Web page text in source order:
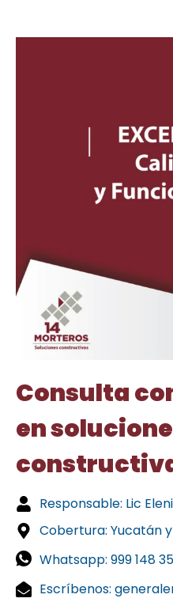
Consulta
en
Responsable: Lic
Cobertura: Yucatán
Whatsapp: 999 148
Escríbenos: